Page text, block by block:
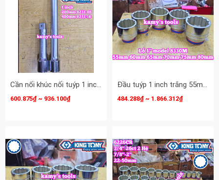
Cần nối khúc nối tuýp 1 inch Kingtony dài 8 inch 16 inch 8251-08 8251-16
600.875₫ ~ 936.100₫
Đầu tuýp 1 inch trắng 55mm 60mm 65mm 70mm 75mm 80mm Kingtony 833055M 833060M 833065M 833070M 833075M 833080M
484.288₫ ~ 1.866.312₫